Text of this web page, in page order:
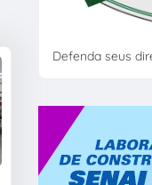
Defenda seus